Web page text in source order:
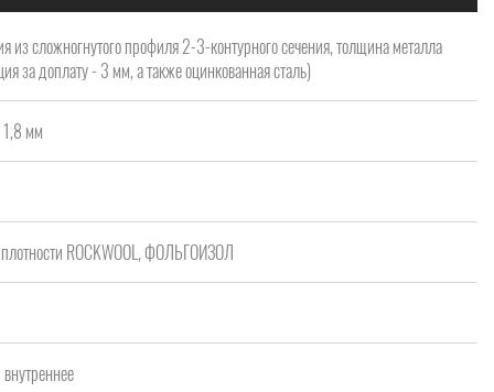
из сложногнутого профиля 2-3-контурного сечения, толщина металла
за доплату - 3 мм, а также оцинкованная сталь)
1,8 мм
ROCKWOOL, ФОЛЬГОИЗОЛ